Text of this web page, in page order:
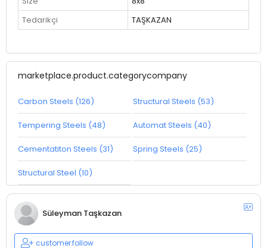
Tedarikçi
TAŞKAZAN
marketplace.product.categorycompany
Carbon Steels (126) Structural Steels (53)
Tempering Steels (48) Automat Steels (40)
Cementatiton Steels (31) Spring Steels (25)
Structural Steel (10)
Süleyman Taşkazan
customer.follow